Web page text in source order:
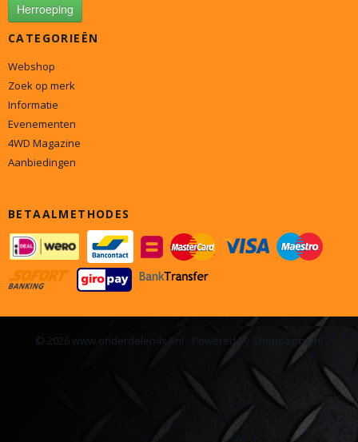
Herroeping
CATEGORIEËN
Webshop
Zoek op merk
Informatie
Evenementen
4WD Magazine
Aanbiedingen
BETAALMETHODES
© 2026 www.onderdelen4x4.nl - Powered by Shoppagina.nl